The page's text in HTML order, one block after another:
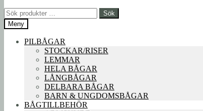
Sök
efter:
Sök
Meny
PILBÅGAR
STOCKAR/RISER
LEMMAR
HELA BÅGAR
LÅNGBÅGAR
DELBARA BÅGAR
BARN & UNGDOMSBÅGAR
BÅGTILLBEHÖR